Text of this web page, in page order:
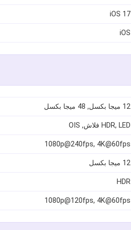
iOS 17
iOS
12 ميجا بكسل, 48 ميجا بكسل
HDR, LED فلاش, OIS
1080p@240fps, 4K@60fps
12 ميجا بكسل
HDR
1080p@120fps, 4K@60fps